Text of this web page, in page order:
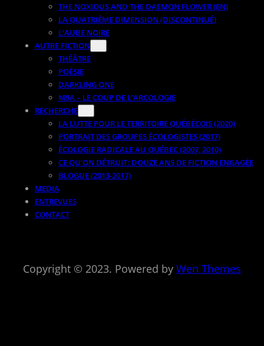
THE NOXIOUS AND THE DAEMON FLOWER (EN)
LA QUATRIÈME DIMENSION (DISCONTINUÉ)
L’AUBE NOIRE
AUTRE FICTION
THÉÂTRE
POÉSIE
DARKLING ONE
M9A – LE COUP DE L’ARCOLOGIE
RECHERCHE
LA LUTTE POUR LE TERRITOIRE QUÉBÉCOIS (2020)
PORTRAIT DES GROUPES ÉCOLOGISTES (2017)
ÉCOLOGIE RADICALE AU QUÉBEC (2007, 2010)
CE QU’ON DÉTRUIT: DOUZE ANS DE FICTION ENGAGÉE
BLOGUE (2013-2017)
MEDIA
ENTREVUES
CONTACT
Copyright © 2023. Powered by Wen Themes